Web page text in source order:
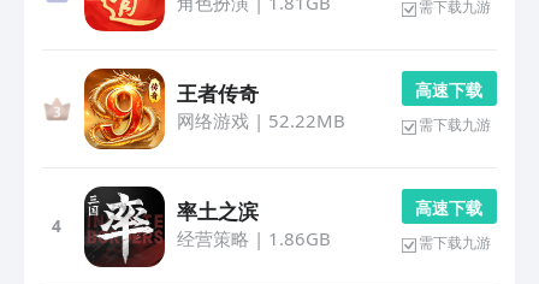
需下载九游
王者传奇
网络游戏| 52.22MB
高 速 下 载
需下载九游
4
率土之滨
经营策略 | 1.86GB
高 速 下 载
需下载九游